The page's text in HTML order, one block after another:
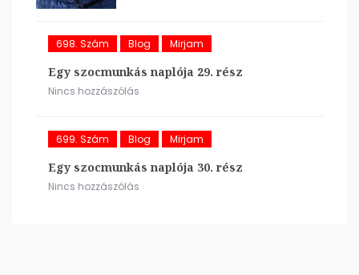
698. Szám Blog Mirjam
Egy szocmunkás naplója 29. rész
Nincs hozzászólás
699. Szám Blog Mirjam
Egy szocmunkás naplója 30. rész
Nincs hozzászólás